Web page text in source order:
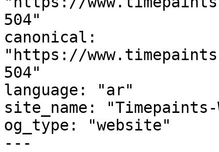
504"
canonical:
"https://
504"
language: "ar"
site_name:
og_type: "website"
---